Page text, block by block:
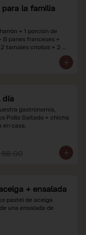
la familia
+ 1 porción de
panes franceses +
tamales criollos + 2
están expresados en
día
gastronomía,
Pollo Saltado + chicha
en casa.
58.00
+ ensalada
pastel de acelga
una ensalada de